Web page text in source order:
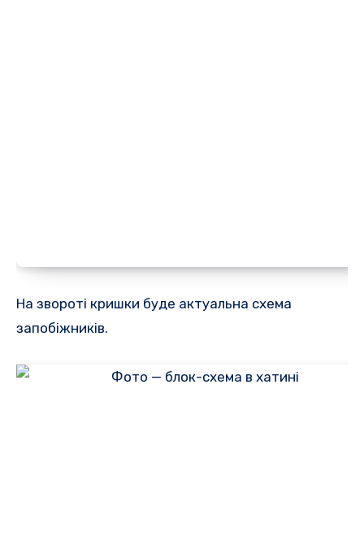
На звороті кришки буде актуальна схема
запобіжників.